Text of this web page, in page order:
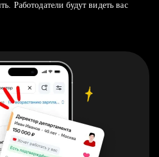
Работодатели будут видеть вас